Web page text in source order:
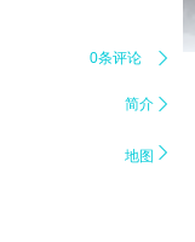
0条评论 
简介 
地图 